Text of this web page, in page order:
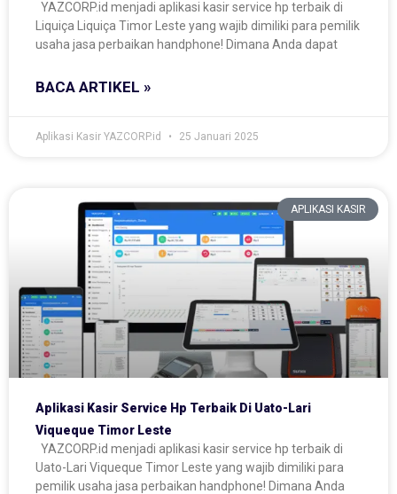
YAZCORP.id menjadi aplikasi kasir service hp terbaik di
Liquiça Liquiça Timor Leste yang wajib dimiliki para pemilik
usaha jasa perbaikan handphone! Dimana Anda dapat
BACA ARTIKEL »
Aplikasi Kasir YAZCORP.id 25 Januari 2025
APLIKASI KASIR
Aplikasi Kasir Service Hp Terbaik Di Uato-Lari
Viqueque Timor Leste
YAZCORP.id menjadi aplikasi kasir service hp terbaik di
Uato-Lari Viqueque Timor Leste yang wajib dimiliki para
pemilik usaha jasa perbaikan handphone! Dimana Anda